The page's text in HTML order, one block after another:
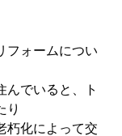
フォームについ
んでいると、ト
り
朽化によって交